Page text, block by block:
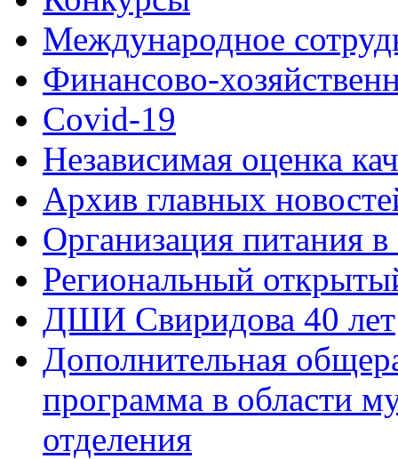
Международное
Финансово-
Covid-19
Независимая оценка
Архив главных
Организация питания в
Региональный
ДШИ Свиридова 40 лет
Дополнительная
программа в области
отделения